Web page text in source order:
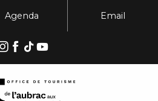
Agenda Email